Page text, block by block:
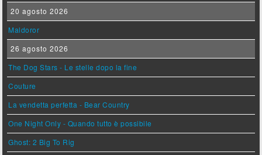
20 agosto 2026
Maldoror
26 agosto 2026
The Dog Stars - Le stelle dopo la fine
Couture
La vendetta perfetta - Bear Country
One Night Only - Quando tutto è possibile
Ghost: 2 Big To Rig